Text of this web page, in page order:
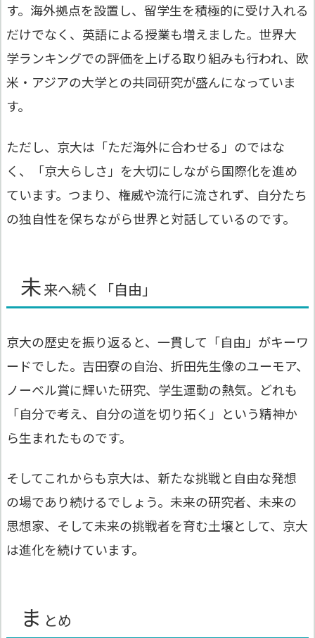
す。海外拠点を設置し、留学生を積極的に受け入れる
だけでなく、英語による授業も増えました。世界大
学ランキングでの評価を上げる取り組みも行われ、欧
米・アジアの大学との共同研究が盛んになっていま
す。
ただし、京大は「ただ海外に合わせる」のではな
く、「京大らしさ」を大切にしながら国際化を進め
ています。つまり、権威や流行に流されず、自分たち
の独自性を保ちながら世界と対話しているのです。
未来へ続く「自由」
京大の歴史を振り返ると、一貫して「自由」がキーワ
ードでした。吉田寮の自治、折田先生像のユーモア、
ノーベル賞に輝いた研究、学生運動の熱気。どれも
「自分で考え、自分の道を切り拓く」という精神か
ら生まれたものです。
そしてこれからも京大は、新たな挑戦と自由な発想
の場であり続けるでしょう。未来の研究者、未来の
思想家、そして未来の挑戦者を育む土壌として、京大
は進化を続けています。
ま とめ